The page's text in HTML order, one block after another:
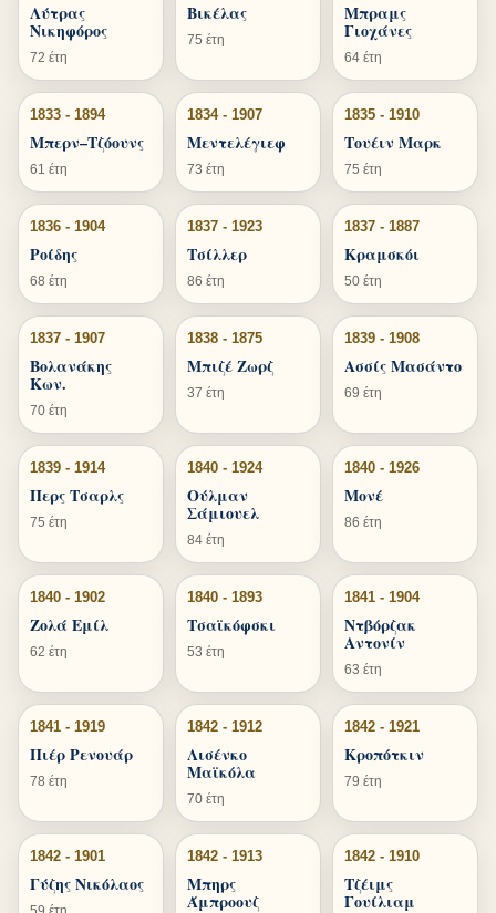
Λύτρας
Νικηφόρος
72 έτη
Βικέλας
75 έτη
Μπραμς
Γιοχάνες
64 έτη
1833 - 1894
Μπερν–Τζόουνς
61 έτη
1834 - 1907
Μεντελέγιεφ
73 έτη
1835 - 1910
Τουέιν Μαρκ
75 έτη
1836 - 1904
Ροίδης
68 έτη
1837 - 1923
Τσίλλερ
86 έτη
1837 - 1887
Κραμσκόι
50 έτη
1837 - 1907
Βολανάκης
Κων.
70 έτη
1838 - 1875
Μπιζέ Ζωρζ
37 έτη
1839 - 1908
Ασσίς Μασάντο
69 έτη
1839 - 1914
Περς Τσαρλς
75 έτη
1840 - 1924
Ούλμαν
Σάμιουελ
84 έτη
1840 - 1926
Μονέ
86 έτη
1840 - 1902
Ζολά Εμίλ
62 έτη
1840 - 1893
Τσαϊκόφσκι
53 έτη
1841 - 1904
Ντβόρζακ
Αντονίν
63 έτη
1841 - 1919
Πιέρ Ρενουάρ
78 έτη
1842 - 1912
Λισένκο
Μαϊκόλα
70 έτη
1842 - 1921
Κροπότκιν
79 έτη
1842 - 1901
Γύζης Νικόλαος
1842 - 1913
Μπηρς
Άμπροουζ
1842 - 1910
Τζέιμς
Γουίλιαμ